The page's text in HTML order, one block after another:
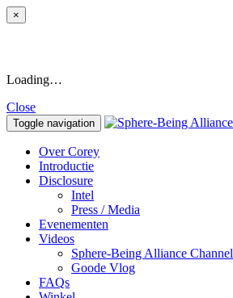
×
Loading…
Close
Toggle navigation
Over Corey
Introductie
Disclosure
Intel
Press / Media
Evenementen
Videos
Sphere-Being Alliance Channel
Goode Vlog
FAQs